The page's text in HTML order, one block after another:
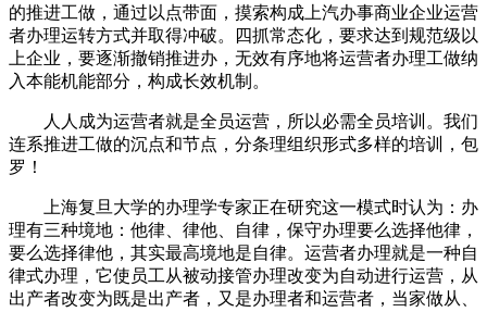
的推进工做，通过以点带面，摸索构成上汽办事商业企业运营
者办理运转方式并取得冲破。四抓常态化，要求达到规范级以
上企业，要逐渐撤销推进办，无效有序地将运营者办理工做纳
入本能机能部分，构成长效机制。
人人成为运营者就是全员运营，所以必需全员培训。我们
连系推进工做的沉点和节点，分条理组织形式多样的培训，包
罗！
上海复旦大学的办理学专家正在研究这一模式时认为：办
理有三种境地：他律、律他、自律，保守办理要么选择他律，
要么选择律他，其实最高境地是自律。运营者办理就是一种自
律式办理，它使员工从被动接管办理改变为自动进行运营，从
出产者改变为既是出产者，又是办理者和运营者，当家做从、